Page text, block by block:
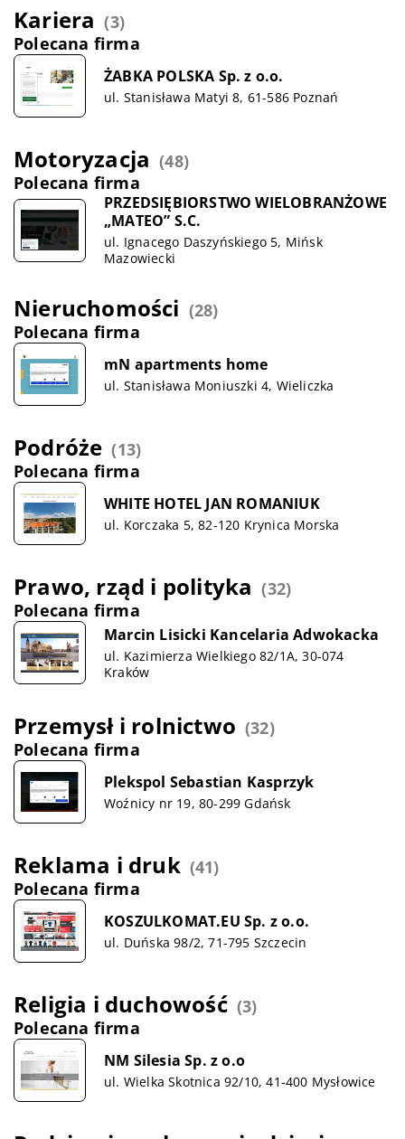
Kariera (3)
Polecana firma
ŻABKA POLSKA Sp. z o.o.
ul. Stanisława Matyi 8, 61-586 Poznań
Motoryzacja (48)
Polecana firma
PRZEDSIĘBIORSTWO WIELOBRANŻOWE
„MATEO” S.C.
ul. Ignacego Daszyńskiego 5, Mińsk
Mazowiecki
Nieruchomości (28)
Polecana firma
mN apartments home
ul. Stanisława Moniuszki 4, Wieliczka
Podróże (13)
Polecana firma
WHITE HOTEL JAN ROMANIUK
ul. Korczaka 5, 82-120 Krynica Morska
Prawo, rząd i polityka (32)
Polecana firma
Marcin Lisicki Kancelaria Adwokacka
ul. Kazimierza Wielkiego 82/1A, 30-074
Kraków
Przemysł i rolnictwo (32)
Polecana firma
Plekspol Sebastian Kasprzyk
Woźnicy nr 19, 80-299 Gdańsk
Reklama i druk (41)
Polecana firma
KOSZULKOMAT.EU Sp. z o.o.
ul. Duńska 98/2, 71-795 Szczecin
Religia i duchowość (3)
Polecana firma
NM Silesia Sp. z o.o
ul. Wielka Skotnica 92/10, 41-400 Mysłowice